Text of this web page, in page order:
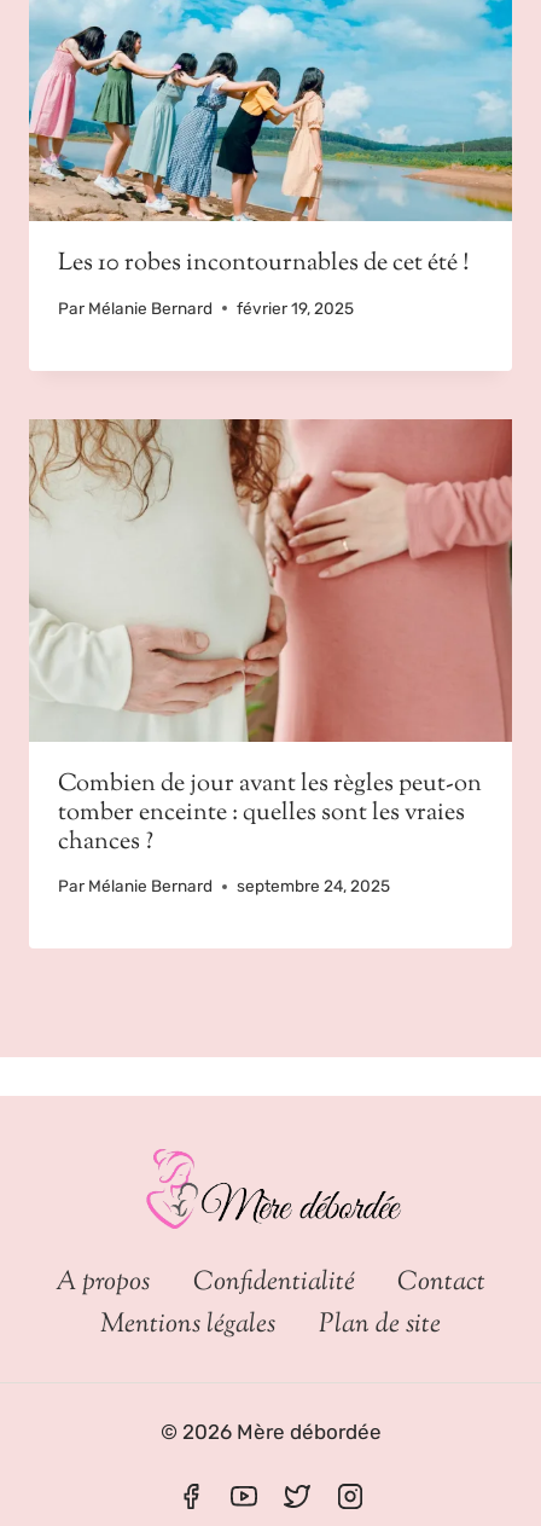
Les 10 robes incontournables de cet été !
Par Mélanie Bernard février 19, 2025
Combien de jour avant les règles peut-on
tomber enceinte : quelles sont les vraies
chances ?
Par Mélanie Bernard septembre 24, 2025
A propos Confidentialité
Contact
Mentions légales
Plan de site
© 2026 Mère débordée